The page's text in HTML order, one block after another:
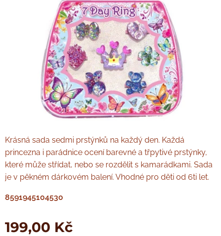
Krásná sada sedmi prstýnků na každý den. Každá
princezna i parádnice ocení barevné a třpytivé prstýnky,
které může střídat, nebo se rozdělit s kamarádkami. Sada
je v pěkném dárkovém balení. Vhodné pro děti od 6ti let.
8591945104530
199,00 Kč